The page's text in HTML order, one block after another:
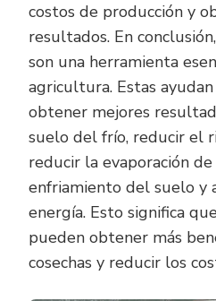
costos de producción y
resultados. En
son una herramienta
agricultura. Estas
obtener mejores
suelo del frío, reducir el
reducir la evaporación
enfriamiento del suelo y
energía. Esto significa
pueden obtener más
cosechas y reducir los